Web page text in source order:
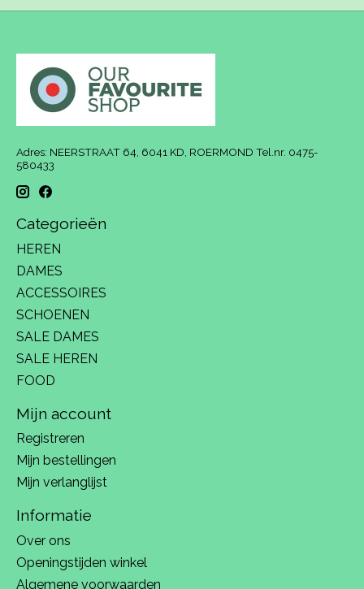
Adres: NEERSTRAAT 64, 6041 KD, ROERMOND Tel.nr. 0475-
580433
Categorieën
HEREN
DAMES
ACCESSOIRES
SCHOENEN
SALE DAMES
SALE HEREN
FOOD
Mijn account
Registreren
Mijn bestellingen
Mijn verlanglijst
Informatie
Over ons
Openingstijden winkel
Algemene voorwaarden